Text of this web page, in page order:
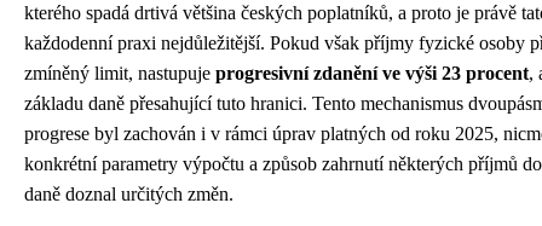
kterého spadá drtivá většina českých poplatníků, a proto je právě
každodenní praxi nejdůležitější. Pokud však příjmy fyzické osoby
zmíněný limit, nastupuje progresivní zdanění ve výši 23 procent,
základu daně přesahující tuto hranici. Tento mechanismus
progrese byl zachován i v rámci úprav platných od roku 2025,
konkrétní parametry výpočtu a způsob zahrnutí některých příjmů
daně doznal určitých změn.